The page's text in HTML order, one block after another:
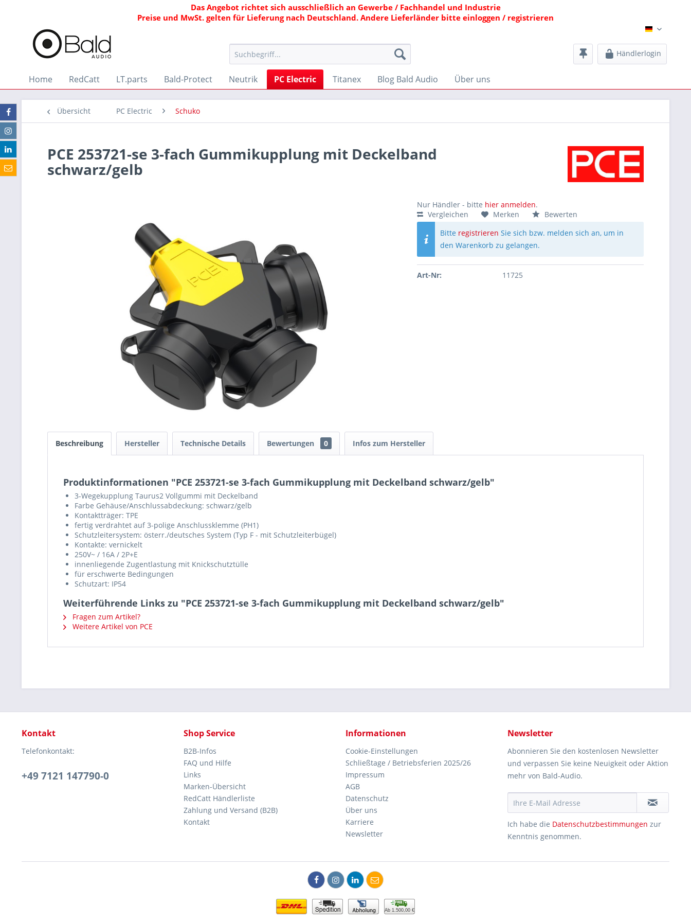
Das Angebot richtet sich ausschließlich an Gewerbe / Fachhandel und Industrie
Preise und MwSt. gelten für Lieferung nach Deutschland. Andere Lieferländer bitte einloggen / registrieren
Bald Audio
Händlerlogin
Home RedCatt LT.parts Bald-Protect Neutrik PC Electric Titanex Blog Bald Audio Über uns
Übersicht PC Electric Schuko
PCE 253721-se 3-fach Gummikupplung mit Deckelband
schwarz/gelb
Nur Händler - bitte hier anmelden.
Vergleichen
Merken
Bewerten
Bitte registrieren Sie sich bzw. melden sich an, um in
den Warenkorb zu gelangen.
Art-Nr: 11725
Beschreibung Hersteller Technische Details Bewertungen 0 Infos zum Hersteller
Produktinformationen "PCE 253721-se 3-fach Gummikupplung mit Deckelband schwarz/gelb"
3-Wegekupplung Taurus2 Vollgummi mit Deckelband
Farbe Gehäuse/Anschlussabdeckung: schwarz/gelb
Kontaktträger: TPE
fertig verdrahtet auf 3-polige Anschlussklemme (PH1)
Schutzleitersystem: österr./deutsches System (Typ F - mit Schutzleiterbügel)
Kontakte: vernickelt
250V~ / 16A / 2P+E
innenliegende Zugentlastung mit Knickschutztülle
für erschwerte Bedingungen
Schutzart: IP54
Weiterführende Links zu "PCE 253721-se 3-fach Gummikupplung mit Deckelband schwarz/gelb"
Fragen zum Artikel?
Weitere Artikel von PCE
Kontakt
Telefonkontakt:
+49 7121 147790-0
Shop Service
B2B-Infos
FAQ und Hilfe
Links
Marken-Übersicht
RedCatt Händlerliste
Zahlung und Versand (B2B)
Kontakt
Informationen
Cookie-Einstellungen
Schließtage / Betriebsferien 2025/26
Impressum
AGB
Datenschutz
Über uns
Karriere
Newsletter
Newsletter
Abonnieren Sie den kostenlosen Newsletter
und verpassen Sie keine Neuigkeit oder Aktion
mehr von Bald-Audio.
Ich habe die Datenschutzbestimmungen zur
Kenntnis genommen.
Ab 1.500,00 €